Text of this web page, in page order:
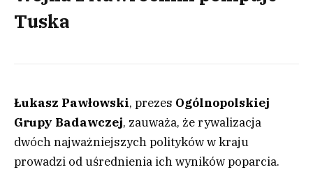
Tuska
Łukasz Pawłowski, prezes Ogólnopolskiej
Grupy Badawczej, zauważa, że rywalizacja
dwóch najważniejszych polityków w kraju
prowadzi od uśrednienia ich wyników poparcia.